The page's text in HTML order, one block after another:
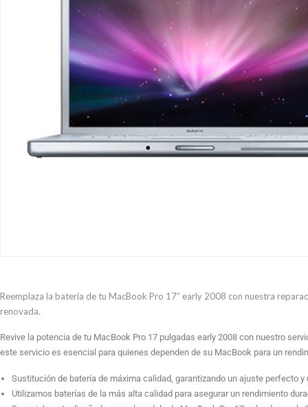
Reemplaza la batería de tu MacBook Pro 17″ early 2008 con nuestra
renovada.
Revive la potencia de tu MacBook Pro 17 pulgadas early 2008 con nuestro
este servicio es esencial para quienes dependen de su MacBook para un
Sustitución de batería de máxima calidad, garantizando un ajuste perfecto
Utilizamos baterías de la más alta calidad para asegurar un rendimiento